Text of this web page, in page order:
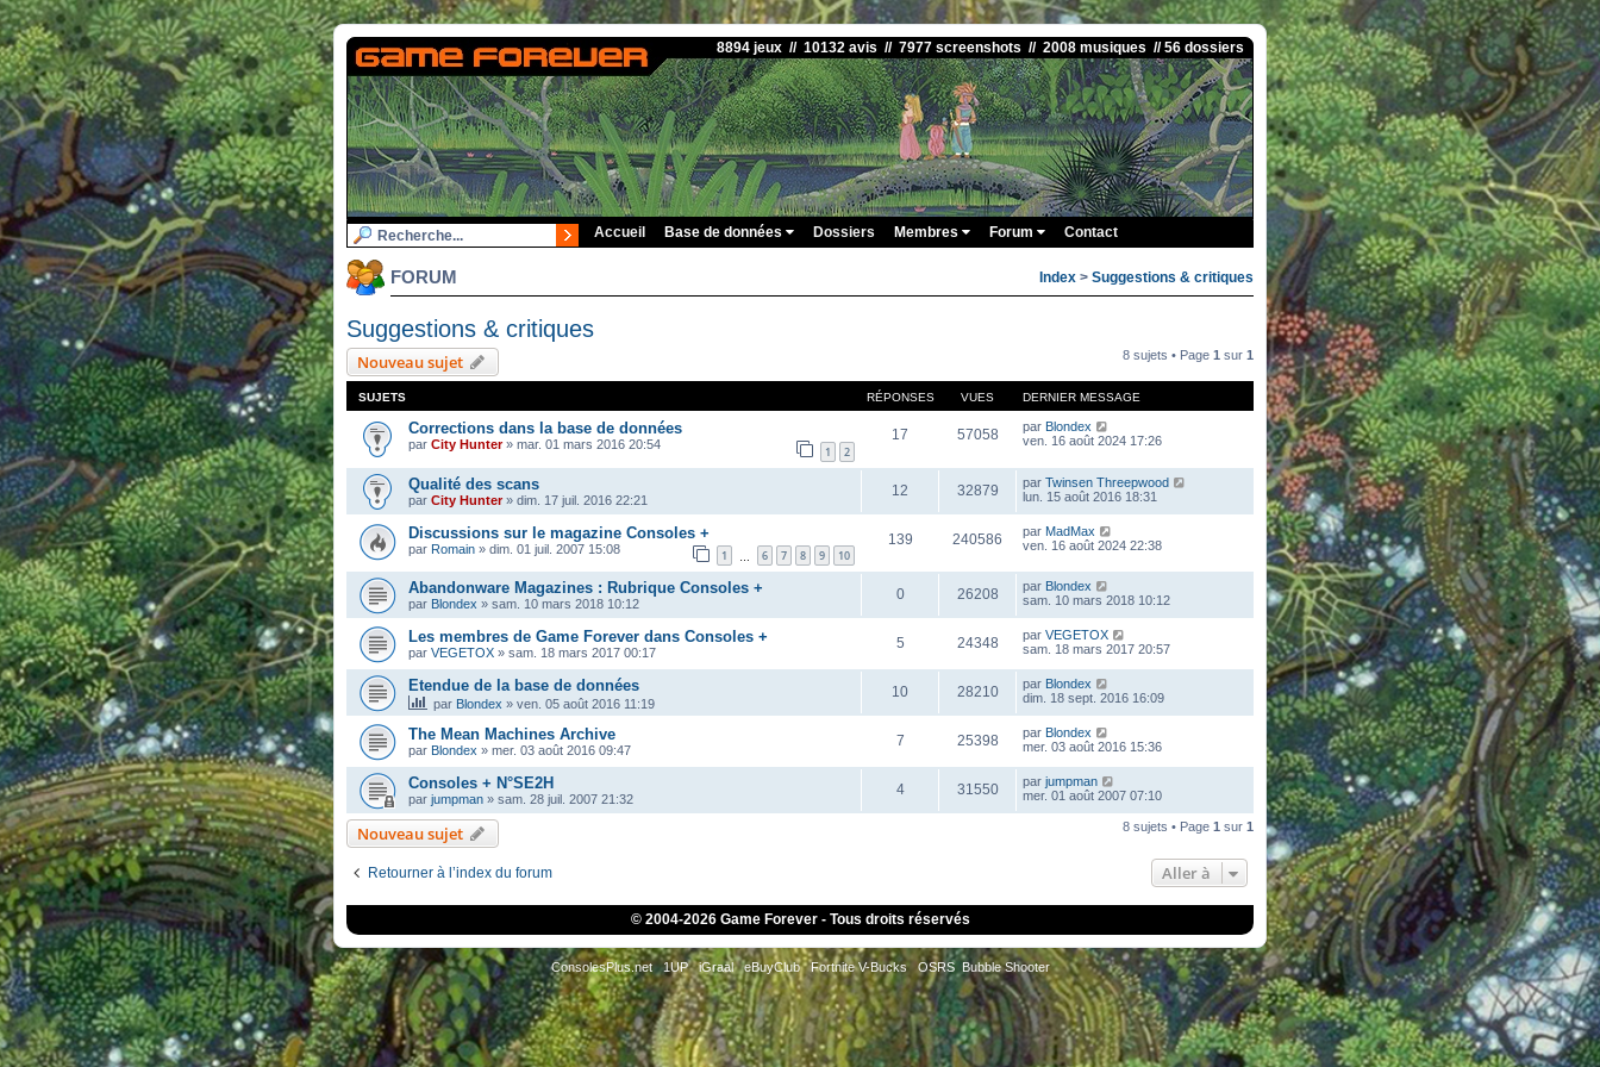
8894 jeux // 10132 avis // 7977 screenshots // 2008 musiques // 56 dossiers
Accueil Base de données Dossiers Membres Forum Contact
FORUM Index > Suggestions & critiques
Suggestions & critiques
Nouveau sujet 8 sujets • Page 1 sur 1
SUJETS RÉPONSES VUES DERNIER MESSAGE
Corrections dans la base de données
par City Hunter» mar. 01 mars 2016 20:54 1 2
17 57058 par Blondex
ven. 16 août 2024 17:26
Qualité des scans
par City Hunter» dim. 17 juil. 2016 22:21
12 32879 par Twinsen Threepwood
lun. 15 août 2016 18:31
Discussions sur le magazine Consoles +
par Romain » dim. 01 juil. 2007 15:08 1 6 7 8 9 10
139 240586 par MadMax
ven. 16 août 2024 22:38
Abandonware Magazines : Rubrique Consoles +
par Blondex » sam. 10 mars 2018 10:12
0 26208 par Blondex
sam. 10 mars 2018 10:12
Les membres de Game Forever dans Consoles +
par VEGETOX » sam. 18 mars 2017 00:17
5 24348 par VEGETOX
sam. 18 mars 2017 20:57
Etendue de la base de données
par Blondex » ven. 05 août 2016 11:19
10 28210 par Blondex
dim. 18 sept. 2016 16:09
The Mean Machines Archive
par Blondex » mer. 03 août 2016 09:47
7 25398 par Blondex
mer. 03 août 2016 15:36
Consoles + N°SE2H
par jumpman » sam. 28 juil. 2007 21:32
4 31550 par jumpman
mer. 01 août 2007 07:10
Nouveau sujet 8 sujets • Page 1 sur 1
Retourner à l’index du forum Aller à
© 2004-2026 Game Forever - Tous droits réservés
ConsolesPlus.net 1UP iGraal eBuyClub Fortnite V-Bucks OSRS Bubble Shooter